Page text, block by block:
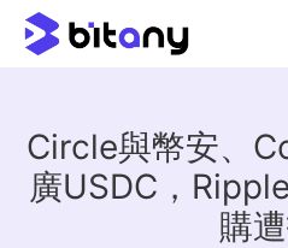
Circle與幣安、
廣USDC，
購